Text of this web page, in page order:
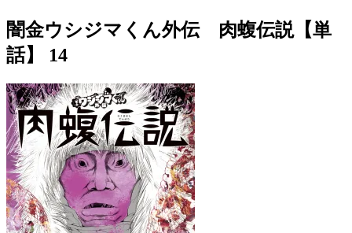
闇金ウシジマくん外伝 肉蝮伝説【単
話】 14